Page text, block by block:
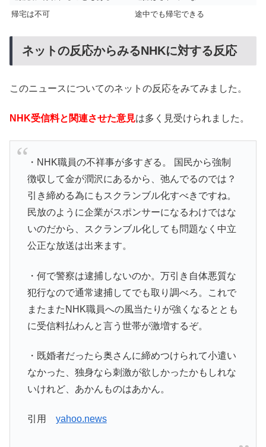
帰宅は不可
途中でも帰宅できる
ネットの反応からみるNHKに対する反応
このニュースについてのネットの反応をみてみました。
NHK受信料と関連させた意見は多く見受けられました。
・NHK職員の不祥事が多すぎる。 国民から強制
徴収して金が潤沢にあるから、弛んでるのでは？
引き締める為にもスクランブル化すべきですね。
民放のように企業がスポンサーになるわけではな
いのだから、スクランブル化しても問題なく中立
公正な放送は出来ます。
・何で警察は逮捕しないのか。万引き自体悪質な
犯行なので通常逮捕してでも取り調べろ。これで
またまたNHK職員への風当たりが強くなるととも
に受信料払わんと言う世帯が激増するぞ。
・既婚者だったら奥さんに締めつけられて小遣い
なかった、独身なら刺激が欲しかったかもしれな
いけれど、あかんものはあかん。
引用 yahoo.news